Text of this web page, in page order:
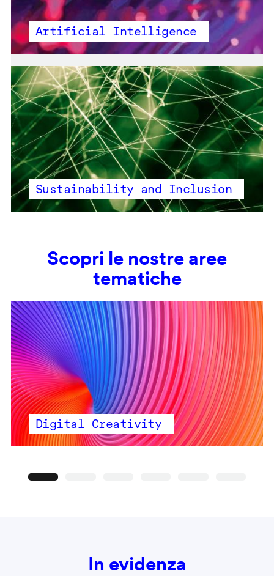
Artificial Intelligence
Sustainability and Inclusion
Scopri le nostre aree
tematiche
Digital Creativity
In evidenza